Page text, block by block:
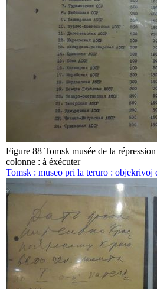
Figure 88 Tomsk musée de la
colonne : à éxécuter
Tomsk : museo pri la teruro :